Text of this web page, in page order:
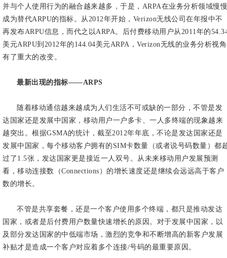
并与个人使用行为的融合越来越多，于是，ARPA在业务分析领域慢慢
成为替代ARPU的指标。从2012年开始，Verizon无线公司在年报中不
再发布ARPU信息，而代之以ARPA。后付费移动用户从2011年的
美元ARPU到2012年的144.04美元ARPA，Verizon无线的业务分析视角
有了重大的改变。
最新出现的指标——ARPS
随着移动通信越来越成为人们生活不可或缺的一部分，不管是发
达国家还是发展中国家，移动用户一户多卡、一人多终端的现象越来
越突出。根据GSMA的统计，截至2012年年底，不论是发达国家还是
发展中国家，每个移动客户拥有的SIM卡数量（或者说号码数量）都
过了1.5张，发达国家更是接近一人双号。从未来移动用户发展预测
看，移动连接数（Connections）的增长速度还是继续会远远高于客户
数的增长。
不管是共享套餐，还是一个客户使用多个终端，都只是推动发达
国家，或者是后付费用户数量快速增长的原因。对于发展中国家，以
及部分发达国家的中低端市场，激烈的竞争和不断增高的新客户发展
补贴才是造成一个客户对应着多个连接/号码的最重要原因。